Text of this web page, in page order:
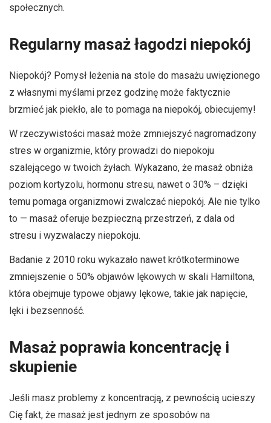
społecznych.
Regularny masaż łagodzi niepokój
Niepokój? Pomysł leżenia na stole do masażu uwięzionego
z własnymi myślami przez godzinę może faktycznie
brzmieć jak piekło, ale to pomaga na niepokój, obiecujemy!
W rzeczywistości masaż może zmniejszyć nagromadzony
stres w organizmie, który prowadzi do niepokoju
szalejącego w twoich żyłach. Wykazano, że masaż obniża
poziom kortyzolu, hormonu stresu, nawet o 30% – dzięki
temu pomaga organizmowi zwalczać niepokój. Ale nie tylko
to — masaż oferuje bezpieczną przestrzeń, z dala od
stresu i wyzwalaczy niepokoju.
Badanie z 2010 roku wykazało nawet krótkoterminowe
zmniejszenie o 50% objawów lękowych w skali Hamiltona,
która obejmuje typowe objawy lękowe, takie jak napięcie,
lęki i bezsenność.
Masaż poprawia koncentrację i
skupienie
Jeśli masz problemy z koncentracją, z pewnością ucieszy
Cię fakt, że masaż jest jednym ze sposobów na